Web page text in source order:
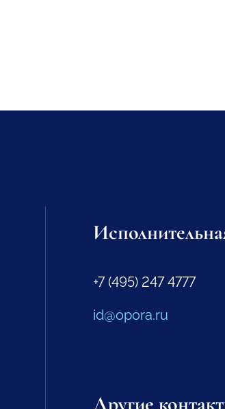
+7 (495) 247 4777
id@opora.ru
Другие